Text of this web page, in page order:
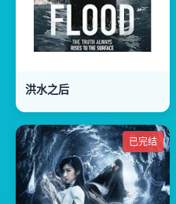
洪水之后
已完结